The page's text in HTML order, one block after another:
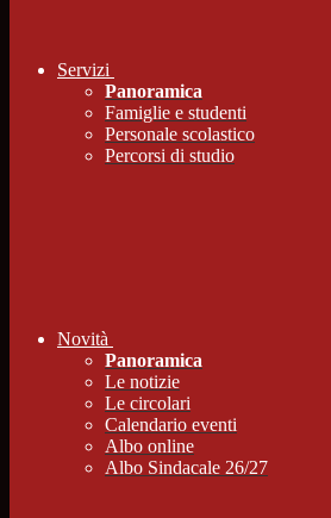
Servizi
Panoramica
Famiglie e studenti
Personale scolastico
Percorsi di studio
Novità
Panoramica
Le notizie
Le circolari
Calendario eventi
Albo online
Albo Sindacale 26/27